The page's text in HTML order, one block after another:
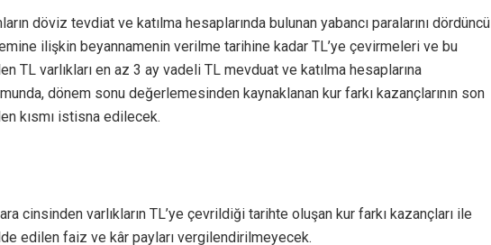
döviz tevdiat ve katılma hesaplarında bulunan yabancı paralarını dördüncü
ilişkin beyannamenin verilme tarihine kadar TL’ye çevirmeleri ve bu
TL varlıkları en az 3 ay vadeli TL mevduat ve katılma hesaplarına
dönem sonu değerlemesinden kaynaklanan kur farkı kazançlarının son
kısmı istisna edilecek.
cinsinden varlıkların TL’ye çevrildiği tarihte oluşan kur farkı kazançları ile
edilen faiz ve kâr payları vergilendirilmeyecek.